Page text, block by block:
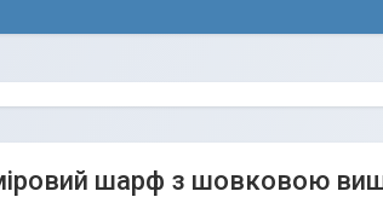
шарф з шовковою